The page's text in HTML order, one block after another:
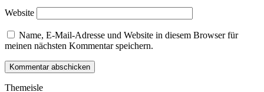
Website
Name, E-Mail-Adresse und Website in diesem Browser für
meinen nächsten Kommentar speichern.
Themeisle